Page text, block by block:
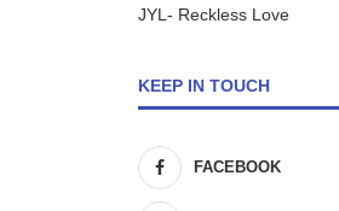
JYL- Reckless Love
KEEP IN TOUCH
FACEBOOK